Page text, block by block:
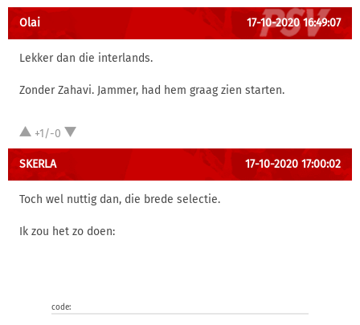
Olai 17-10-2020 16:49:07
Lekker dan die interlands.
Zonder Zahavi. Jammer, had hem graag zien starten.
+1/-0
SKERLA 17-10-2020 17:00:02
Toch wel nuttig dan, die brede selectie.
Ik zou het zo doen:
code: